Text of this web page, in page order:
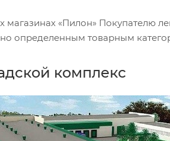
магазинах «Пилон» Покупателю
определенным товарным
комплекс